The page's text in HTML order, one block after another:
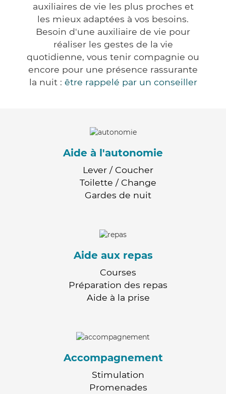
auxiliaires de vie les plus proches et
les mieux adaptées à vos besoins.
Besoin d'une auxiliaire de vie pour
réaliser les gestes de la vie
quotidienne, vous tenir compagnie ou
encore pour une présence rassurante
la nuit : être rappelé par un conseiller
Aide à l'autonomie
Lever / Coucher
Toilette / Change
Gardes de nuit
Aide aux repas
Courses
Préparation des repas
Aide à la prise
Accompagnement
Stimulation
Promenades